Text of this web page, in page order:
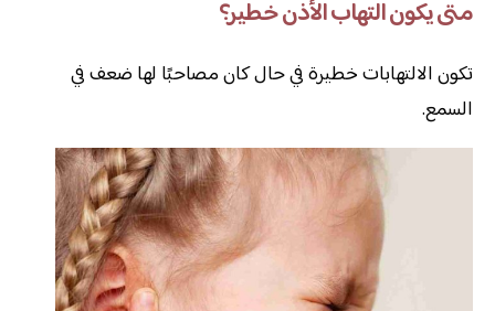
متى يكون التهاب الأذن خطير؟
تكون الالتهابات خطيرة في حال كان مصاحبًا لها ضعف في
السمع.